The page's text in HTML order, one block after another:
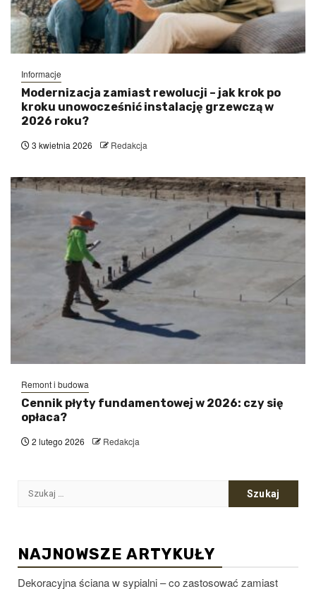
Informacje
Modernizacja zamiast rewolucji – jak krok po
kroku unowocześnić instalację grzewczą w
2026 roku?
3 kwietnia 2026 Redakcja
Remont i budowa
Cennik płyty fundamentowej w 2026: czy się
opłaca?
2 lutego 2026 Redakcja
Szukaj:
NAJNOWSZE ARTYKUŁY
Dekoracyjna ściana w sypialni – co zastosować zamiast